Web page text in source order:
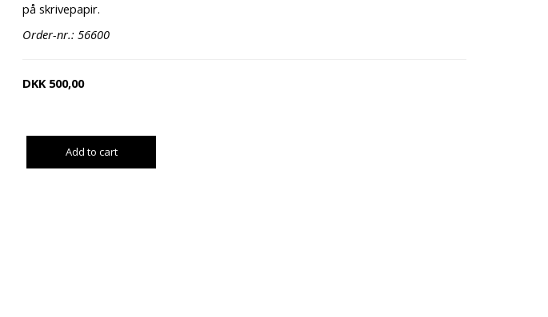
på skrivepapir.
Order-nr.: 56600
DKK 500,00
Add to cart